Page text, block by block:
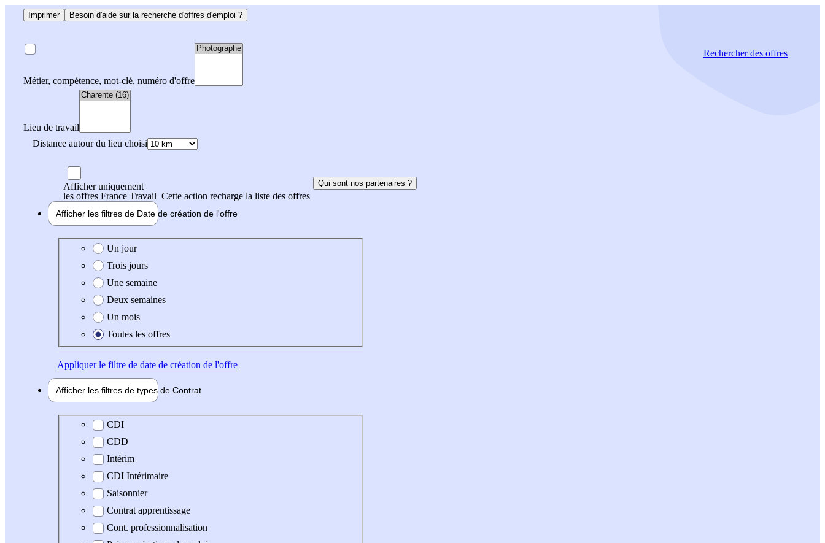
Imprimer Besoin d'aide sur la recherche d'offres d'emploi ?
Métier, compétence, mot-clé, numéro d'offre
Lieu de travail
Distance autour du lieu choisi
Rechercherdes offres
Afficher uniquement
les offres France Travail Cette action recharge la liste des offres
Qui sont nos partenaires ?
Afficher les filtres de Date de création de l'offre
Date de création de l'offre
Un jour
Trois jours
Une semaine
Deux semaines
Un mois
Toutes les offres
Appliquerle filtre de date de création de l'offre
Afficher les filtres de types de Contrat
Type de contrat
CDI
CDD
Intérim
CDI Intérimaire
Saisonnier
Contrat apprentissage
Cont. professionnalisation